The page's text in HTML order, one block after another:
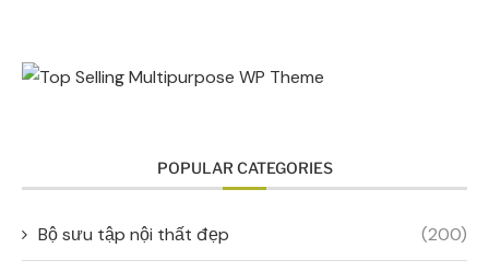
POPULAR CATEGORIES
Bộ sưu tập nội thất đẹp (200)